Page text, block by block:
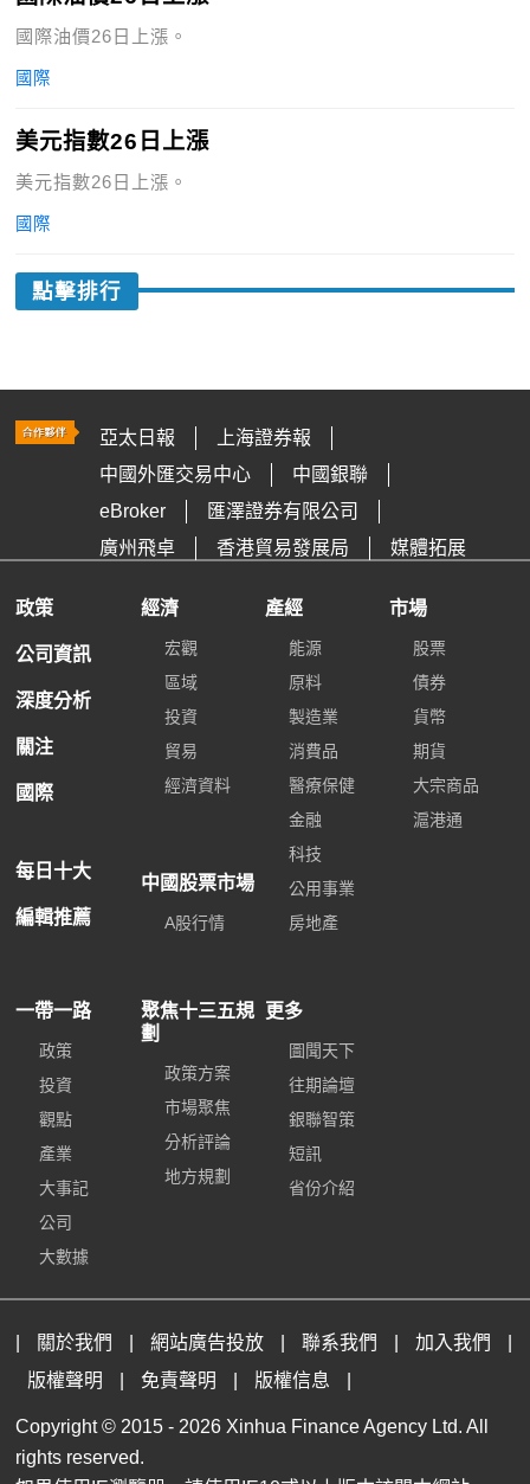
國際油價26日上漲。
國際
美元指數26日上漲
美元指數26日上漲。
國際
點擊排行
亞太日報
上海證券報
中國外匯交易中心
中國銀聯
eBroker
匯澤證券有限公司
廣州飛卓
香港貿易發展局 媒體拓展
政策
公司資訊
深度分析
關注
國際
每日十大
編輯推薦
經濟
宏觀
區域
投資
貿易
經濟資料
中國股票市場
A股行情
產經
能源
原料
製造業
消費品
醫療保健
金融
科技
公用事業
房地產
市場
股票
債券
貨幣
期貨
大宗商品
滬港通
一帶一路
政策
投資
觀點
產業
大事記
公司
大數據
聚焦十三五規
劃
政策方案
市場聚焦
分析評論
地方規劃
更多
圖聞天下
往期論壇
銀聯智策
短訊
省份介紹
關於我們 網站廣告投放 聯系我們 加入我們
版權聲明
免責聲明 版權信息
Copyright © 2015 - 2026 Xinhua Finance Agency Ltd. All
rights reserved.